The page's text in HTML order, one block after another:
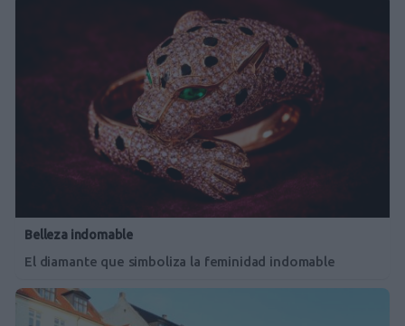
Belleza indomable
El diamante que simboliza la feminidad indomable